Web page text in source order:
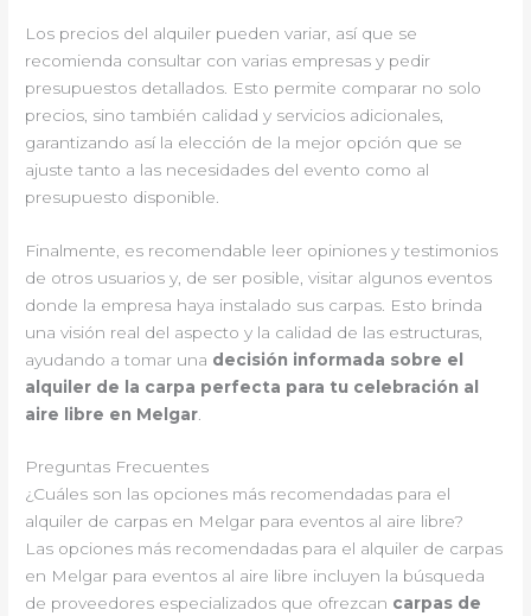
Los precios del alquiler pueden variar, así que se
recomienda consultar con varias empresas y pedir
presupuestos detallados. Esto permite comparar no solo
precios, sino también calidad y servicios adicionales,
garantizando así la elección de la mejor opción que se
ajuste tanto a las necesidades del evento como al
presupuesto disponible.
Finalmente, es recomendable leer opiniones y testimonios
de otros usuarios y, de ser posible, visitar algunos eventos
donde la empresa haya instalado sus carpas. Esto brinda
una visión real del aspecto y la calidad de las estructuras,
ayudando a tomar una decisión informada sobre el
alquiler de la carpa perfecta para tu celebración al
aire libre en Melgar
Preguntas Frecuentes
¿Cuáles son las opciones más recomendadas para el
alquiler de carpas en Melgar para eventos al aire libre?
Las opciones más recomendadas para el alquiler de carpas
en Melgar para eventos al aire libre incluyen la búsqueda
de proveedores especializados que ofrezcan carpas de